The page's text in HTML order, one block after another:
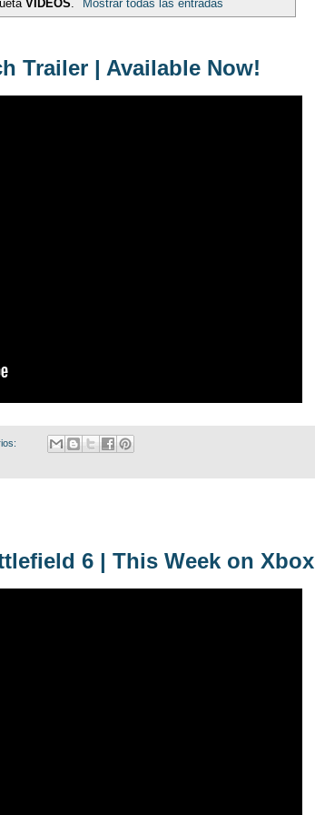
VIDEOS Mostrar todas las entradas
Trailer | Available Now!
6 | This Week on Xbox